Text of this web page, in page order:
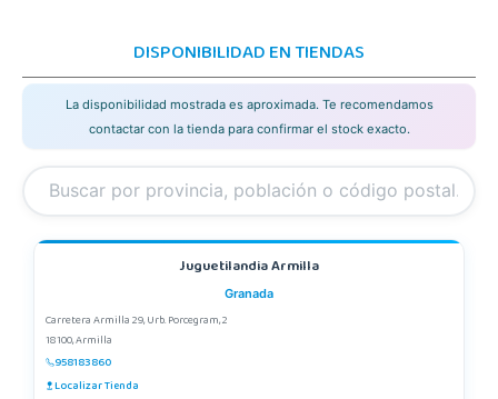
DISPONIBILIDAD EN TIENDAS
La disponibilidad mostrada es aproximada. Te recomendamos
contactar con la tienda para confirmar el stock exacto.
Juguetilandia Armilla
Granada
Carretera Armilla 29, Urb. Porcegram, 2
18100, Armilla
958183860
Localizar Tienda